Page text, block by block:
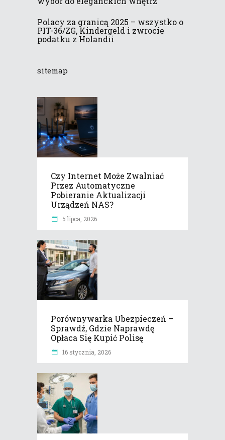
Polacy za granicą 2025 – wszystko o
PIT-36/ZG, Kindergeld i zwrocie
podatku z Holandii
sitemap
Czy Internet Może Zwalniać
Przez Automatyczne
Pobieranie Aktualizacji
Urządzeń NAS?
5 lipca, 2026
Porównywarka Ubezpieczeń –
Sprawdź, Gdzie Naprawdę
Opłaca Się Kupić Polisę
16 stycznia, 2026